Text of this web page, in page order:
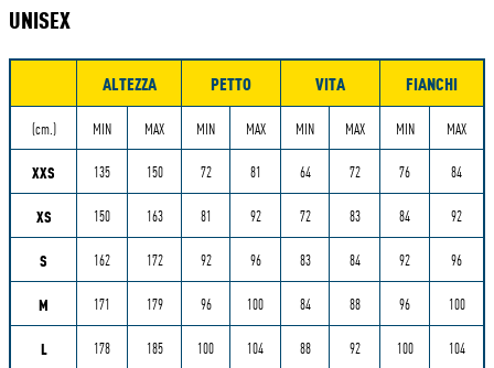
UNISEX
ALTEZZA PETTO VITA FIANCHI
(cm.) MIN MAX MIN MAX MIN MAX MIN MAX
XXS 135 150 72 81 64 72 76 84
XS 150 163 81 92 72 83 84 92
S 162 172 92 96 83 84 92 96
M 171 179 96 100 84 88 96 100
L 178 185 100 104 88 92 100 104